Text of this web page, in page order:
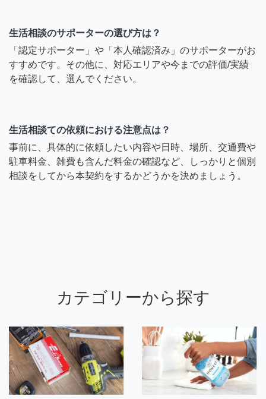
生活相談のサポーターの選び方は？
「認定サポーター」や「本人確認済み」のサポーターがお
すすめです。その他に、対応エリアや今までの評価/実績
を確認して、選んでください。
生活相談ての依頼における注意点は？
事前に、具体的に依頼したい内容や日時、場所、交通費や
駐車料金、雑費も含んだ料金の確認など、しっかりと個別
相談をしてから本契約をするかどうかを決めましょう。
カテゴリーから探す